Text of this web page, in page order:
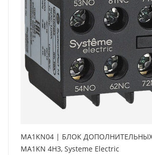
MA1KN04 | БЛОК
MA1KN 4НЗ, Systeme Electric